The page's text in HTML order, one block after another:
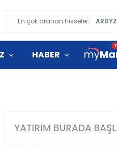
En çok aranan hisseler: ARDYZ
HABER